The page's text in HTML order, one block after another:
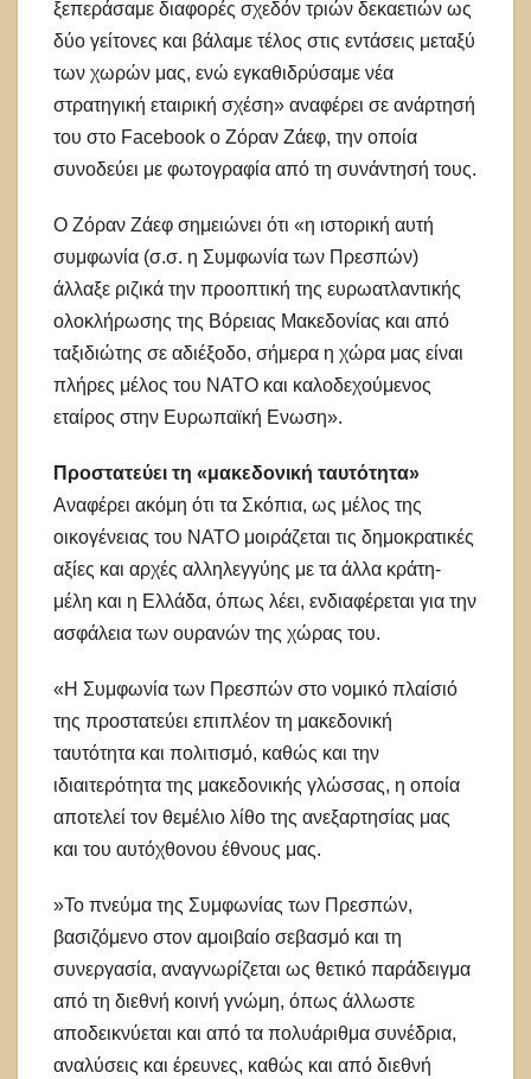
ξεπεράσαμε διαφορές σχεδόν τριών δεκαετιών ως
δύο γείτονες και βάλαμε τέλος στις εντάσεις μεταξύ
των χωρών μας, ενώ εγκαθιδρύσαμε νέα
στρατηγική εταιρική σχέση» αναφέρει σε ανάρτησή
του στο Facebook ο Ζόραν Ζάεφ, την οποία
συνοδεύει με φωτογραφία από τη συνάντησή τους.
Ο Ζόραν Ζάεφ σημειώνει ότι «η ιστορική αυτή
συμφωνία (σ.σ. η Συμφωνία των Πρεσπών)
άλλαξε ριζικά την προοπτική της ευρωατλαντικής
ολοκλήρωσης της Βόρειας Μακεδονίας και από
ταξιδιώτης σε αδιέξοδο, σήμερα η χώρα μας είναι
πλήρες μέλος του ΝΑΤΟ και καλοδεχούμενος
εταίρος στην Ευρωπαϊκή Ενωση».
Προστατεύει τη «μακεδονική ταυτότητα»
Αναφέρει ακόμη ότι τα Σκόπια, ως μέλος της
οικογένειας του ΝΑΤΟ μοιράζεται τις δημοκρατικές
αξίες και αρχές αλληλεγγύης με τα άλλα κράτη-
μέλη και η Ελλάδα, όπως λέει, ενδιαφέρεται για την
ασφάλεια των ουρανών της χώρας του.
«Η Συμφωνία των Πρεσπών στο νομικό πλαίσιό
της προστατεύει επιπλέον τη μακεδονική
ταυτότητα και πολιτισμό, καθώς και την
ιδιαιτερότητα της μακεδονικής γλώσσας, η οποία
αποτελεί τον θεμέλιο λίθο της ανεξαρτησίας μας
και του αυτόχθονου έθνους μας.
»Το πνεύμα της Συμφωνίας των Πρεσπών,
βασιζόμενο στον αμοιβαίο σεβασμό και τη
συνεργασία, αναγνωρίζεται ως θετικό παράδειγμα
από τη διεθνή κοινή γνώμη, όπως άλλωστε
αποδεικνύεται και από τα πολυάριθμα συνέδρια,
αναλύσεις και έρευνες, καθώς και από διεθνή